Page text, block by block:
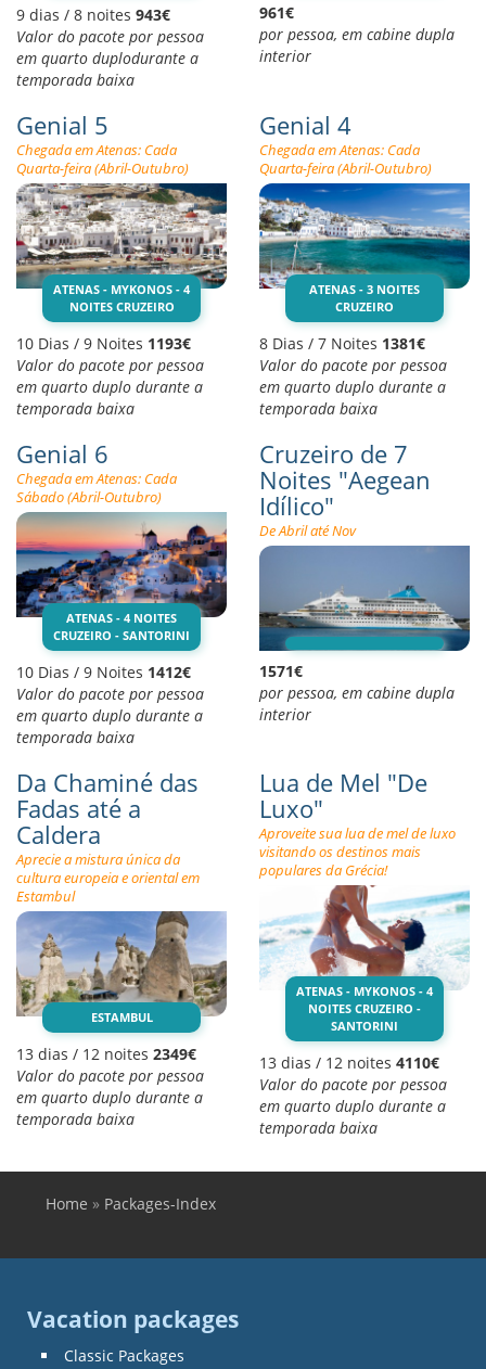
9 dias / 8 noites 943€
Valor do pacote por pessoa
em quarto duplodurante a
temporada baixa
961€
por pessoa, em cabine dupla
interior
Genial 5
Chegada em Atenas: Cada
Quarta-feira (Abril-Outubro)
ATENAS - MYKONOS - 4
NOITES CRUZEIRO
10 Dias / 9 Noites 1193€
Valor do pacote por pessoa
em quarto duplo durante a
temporada baixa
Genial 4
Chegada em Atenas: Cada
Quarta-feira (Abril-Outubro)
ATENAS - 3 NOITES
CRUZEIRO
8 Dias / 7 Noites 1381€
Valor do pacote por pessoa
em quarto duplo durante a
temporada baixa
Genial 6
Chegada em Atenas: Cada
Sábado (Abril-Outubro)
ATENAS - 4 NOITES
CRUZEIRO - SANTORINI
10 Dias / 9 Noites 1412€
Valor do pacote por pessoa
em quarto duplo durante a
temporada baixa
Cruzeiro de 7
Noites "Aegean
Idílico"
De Abril até Nov
1571€
por pessoa, em cabine dupla
interior
Da Chaminé das
Fadas até a
Caldera
Aprecie a mistura única da
cultura europeia e oriental em
Estambul
ESTAMBUL
13 dias / 12 noites 2349€
Valor do pacote por pessoa
em quarto duplo durante a
temporada baixa
Lua de Mel "De
Luxo"
Aproveite sua lua de mel de luxo
visitando os destinos mais
populares da Grécia!
ATENAS - MYKONOS - 4
NOITES CRUZEIRO -
SANTORINI
13 dias / 12 noites 4110€
Valor do pacote por pessoa
em quarto duplo durante a
temporada baixa
You are here
Home » Packages-Index
Vacation packages
Classic Packages